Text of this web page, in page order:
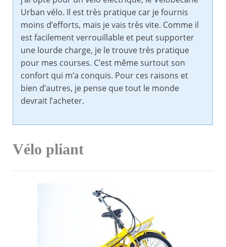
Urban vélo. Il est très pratique car je fournis
moins d’efforts, mais je vais très vite. Comme il
est facilement verrouillable et peut supporter
une lourde charge, je le trouve très pratique
pour mes courses. C’est même surtout son
confort qui m’a conquis. Pour ces raisons et
bien d’autres, je pense que tout le monde
devrait l’acheter.
Vélo pliant